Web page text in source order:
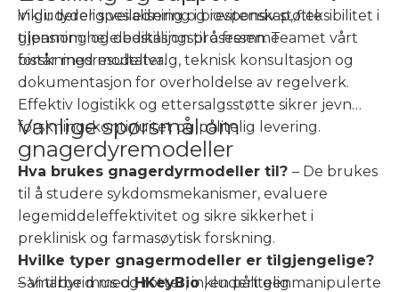
inkluderer spesialisering i biovitenskap, fleksibilitet i
tilpasning og dedikasjon til å fremme
forskningsresultater.
Vi gir tydelig veiledning og responsiv støtte
gjennom hele bestillingsprosessen. Teamet vårt
bistår med modellvalg, teknisk konsultasjon og
dokumentasjon for overholdelse av regelverk.
Effektiv logistikk og ettersalgsstøtte sikrer jevn
forskningskontinuitet og pålitelig levering.
Vanlige spørsmål om
gnagerdyremodeller
Hva brukes gnagerdyrmodeller til? – De brukes
til å studere sykdomsmekanismer, evaluere
legemiddeleffektivitet og sikre sikkerhet i
preklinisk og farmasøytisk forskning.
Hvilke typer gnagermodeller er tilgjengelige?
– Vi tilbyr mus og rotter, inkludert genmanipulerte
Samarbeid medHKeyBio, en pålitelig